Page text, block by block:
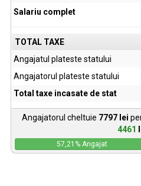
Salariu complet
TOTAL TAXE
Angajatul plateste statului
Angajatorul plateste statului
Total taxe incasate de stat
Angajatorul cheltuie 7797 lei
4461
57,21 % Angajat